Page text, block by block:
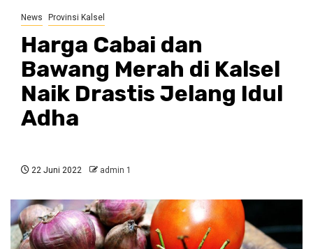
News Provinsi Kalsel
Harga Cabai dan
Bawang Merah di Kalsel
Naik Drastis Jelang Idul
Adha
22 Juni 2022 admin 1